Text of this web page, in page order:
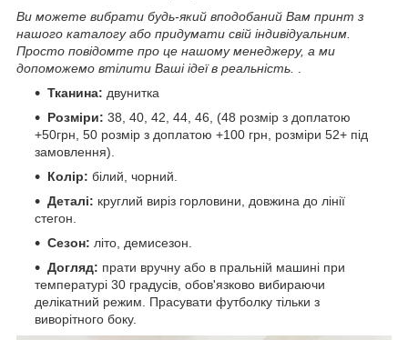
Ви можете вибрати будь-який вподобаний Вам принт з
нашого каталогу або придумати свій індивідуальним.
Просто повідомте про це нашому менеджеру, а ми
допоможемо втілити Ваші ідеї в реальність.
Тканина: двунитка
Розміри: 38, 40, 42, 44, 46, (48 розмір з доплатою
+50грн, 50 розмір з доплатою +100 грн, розміри 52+ під
замовлення).
Колір: білий, чорний.
Деталі: круглий виріз горловини, довжина до лінії
стегон.
Сезон: літо, демисезон.
Догляд: прати вручну або в пральній машині при
температурі 30 градусів, обов'язково вибираючи
делікатний режим. Прасувати футболку тільки з
виворітного боку.